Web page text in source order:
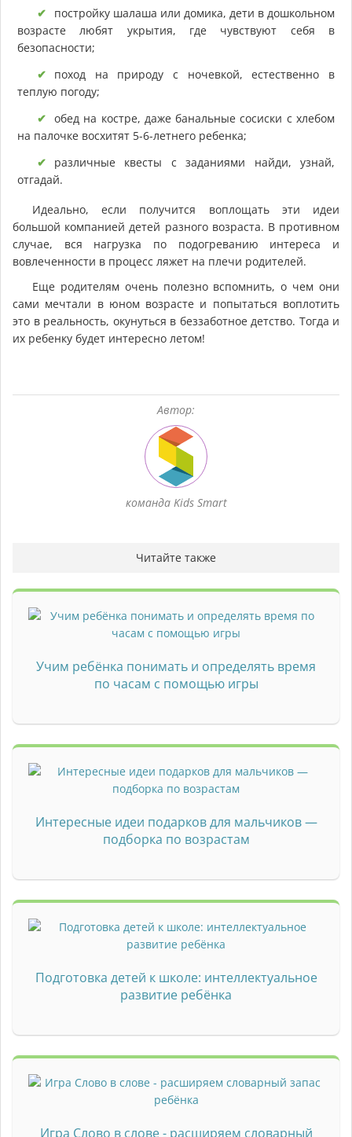
постройку шалаша или домика, дети в дошкольном
возрасте любят укрытия, где чувствуют себя в
безопасности;
поход на природу с ночевкой, естественно в
теплую погоду;
обед на костре, даже банальные сосиски с хлебом
на палочке восхитят 5-6-летнего ребенка;
различные квесты с заданиями найди, узнай,
отгадай.
Идеально, если получится воплощать эти идеи
большой компанией детей разного возраста. В противном
случае, вся нагрузка по подогреванию интереса и
вовлеченности в процесс ляжет на плечи родителей.
Еще родителям очень полезно вспомнить, о чем они
сами мечтали в юном возрасте и попытаться воплотить
это в реальность, окунуться в беззаботное детство. Тогда и
их ребенку будет интересно летом!
Автор:
команда Kids Smart
Читайте также
Учим ребёнка понимать и определять время
по часам с помощью игры
Интересные идеи подарков для мальчиков —
подборка по возрастам
Подготовка детей к школе: интеллектуальное
развитие ребёнка
Игра Слово в слове - расширяем словарный